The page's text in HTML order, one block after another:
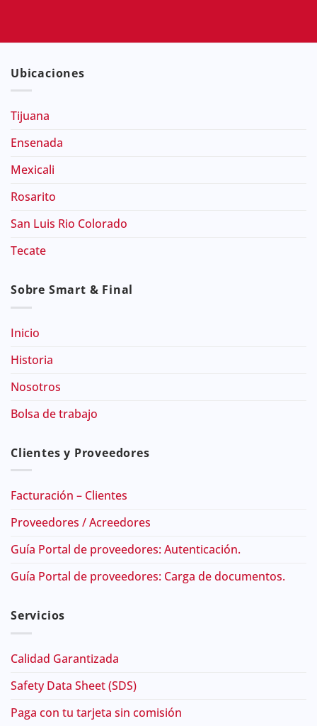
Ubicaciones
Tijuana
Ensenada
Mexicali
Rosarito
San Luis Rio Colorado
Tecate
Sobre Smart & Final
Inicio
Historia
Nosotros
Bolsa de trabajo
Clientes y Proveedores
Facturación – Clientes
Proveedores / Acreedores
Guía Portal de proveedores: Autenticación.
Guía Portal de proveedores: Carga de documentos.
Servicios
Calidad Garantizada
Safety Data Sheet (SDS)
Paga con tu tarjeta sin comisión